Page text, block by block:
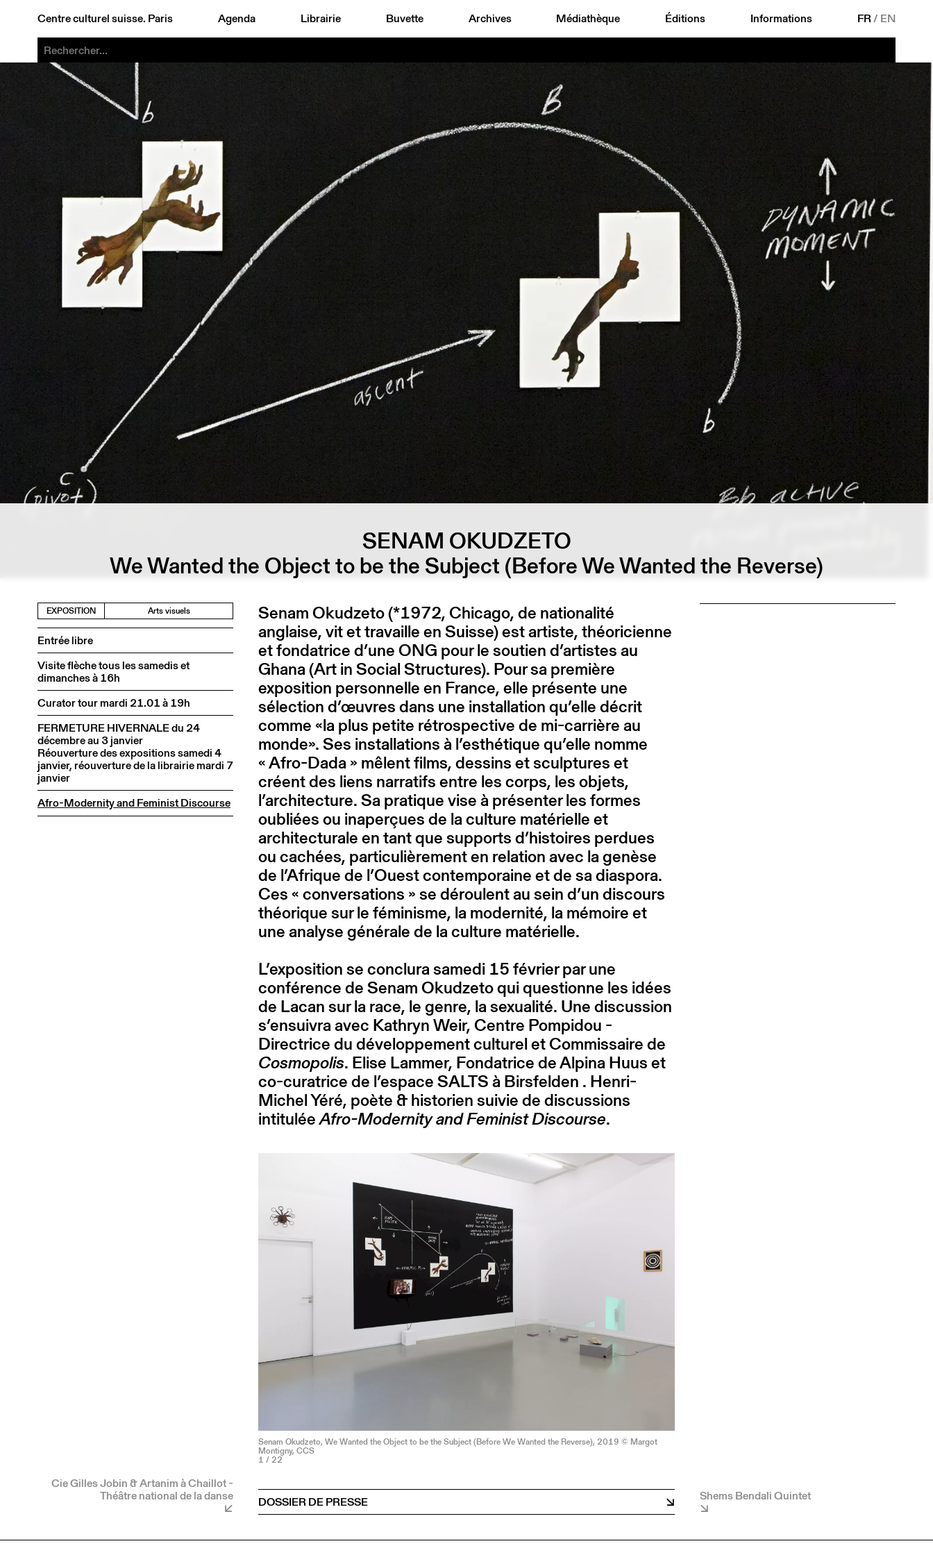
Centre culturel suisse. Paris Agenda Librairie Buvette Archives Médiathèque Éditions Informations FR/ EN
SENAM OKUDZETO
We Wanted the Object to be the Subject (Before We Wanted the Reverse)
EXPOSITION Arts visuels
Entrée libre
Visite flèche tous les samedis et
dimanches à 16h
Curator tour mardi 21.01 à 19h
FERMETURE HIVERNALE du 24
décembre au 3 janvier
Réouverture des expositions samedi 4
janvier, réouverture de la librairie mardi 7
janvier
Afro-Modernity and Feminist Discourse
Cie Gilles Jobin & Artanim à Chaillot -
Théâtre national de la danse
Senam Okudzeto (*1972, Chicago, de nationalité
anglaise, vit et travaille en Suisse) est artiste, théoricienne
et fondatrice d’une ONG pour le soutien d’artistes au
Ghana (Art in Social Structures). Pour sa première
exposition personnelle en France, elle présente une
sélection d’œuvres dans une installation qu’elle décrit
comme «la plus petite rétrospective de mi-carrière au
monde». Ses installations à l’esthétique qu’elle nomme
« Afro-Dada » mêlent films, dessins et sculptures et
créent des liens narratifs entre les corps, les objets,
l’architecture. Sa pratique vise à présenter les formes
oubliées ou inaperçues de la culture matérielle et
architecturale en tant que supports d’histoires perdues
ou cachées, particulièrement en relation avec la genèse
de l’Afrique de l’Ouest contemporaine et de sa diaspora.
Ces « conversations » se déroulent au sein d’un discours
théorique sur le féminisme, la modernité, la mémoire et
une analyse générale de la culture matérielle.
L’exposition se conclura samedi 15 février par une
conférence de Senam Okudzeto qui questionne les idées
de Lacan sur la race, le genre, la sexualité. Une discussion
s’ensuivra avec Kathryn Weir, Centre Pompidou -
Directrice du développement culturel et Commissaire de
Cosmopolis. Elise Lammer, Fondatrice de Alpina Huus et
co-curatrice de l’espace SALTS à Birsfelden . Henri-
Michel Yéré, poète & historien suivie de discussions
intituléeAfro-Modernity and Feminist Discourse.
Senam Okudzeto, We Wanted the Object to be the Subject (Before We Wanted the Reverse), 2019 © Margot
Montigny, CCS
1 / 22
DOSSIER DE PRESSE Shems Bendali Quintet